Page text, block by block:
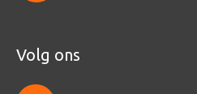
Volg ons